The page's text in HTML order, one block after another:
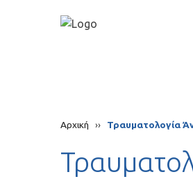
Αρχική ›› Τραυματολογία